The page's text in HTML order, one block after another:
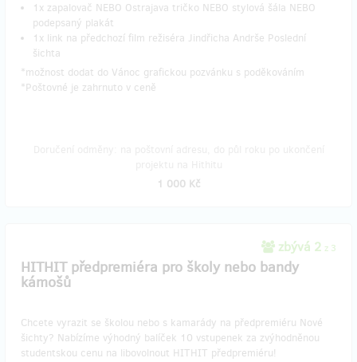
1x zapalovač NEBO Ostrajava tričko NEBO stylová šála NEBO
podepsaný plakát
1x link na předchozí film režiséra Jindřicha Andrše Poslední
šichta
*možnost dodat do Vánoc grafickou pozvánku s poděkováním
*Poštovné je zahrnuto v ceně
1 000 Kč
zbývá 2 z 3
​HITHIT předpremiéra pro školy nebo bandy
kámošů
Chcete vyrazit se školou nebo s kamarády na předpremiéru Nové
šichty? Nabízíme výhodný balíček 10 vstupenek za zvýhodněnou
studentskou cenu na libovolnout HITHIT předpremiéru!